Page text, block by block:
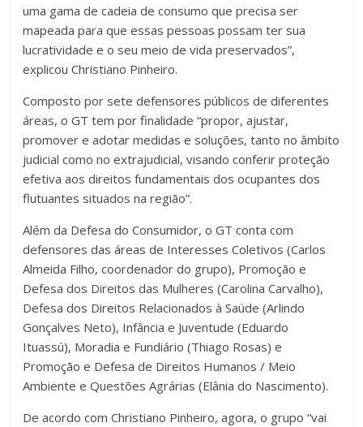
uma gama de cadeia de consumo que precisa ser
mapeada para que essas pessoas possam ter sua
lucratividade e o seu meio de vida preservados”,
explicou Christiano Pinheiro.
Composto por sete defensores públicos de diferentes
áreas, o GT tem por finalidade “propor, ajustar,
promover e adotar medidas e soluções, tanto no âmbito
judicial como no extrajudicial, visando conferir proteção
efetiva aos direitos fundamentais dos ocupantes dos
flutuantes situados na região”.
Além da Defesa do Consumidor, o GT conta com
defensores das áreas de Interesses Coletivos (Carlos
Almeida Filho, coordenador do grupo), Promoção e
Defesa dos Direitos das Mulheres (Carolina Carvalho),
Defesa dos Direitos Relacionados à Saúde (Arlindo
Gonçalves Neto), Infância e Juventude (Eduardo
Ituassú), Moradia e Fundiário (Thiago Rosas) e
Promoção e Defesa de Direitos Humanos / Meio
Ambiente e Questões Agrárias (Elânia do Nascimento).
De acordo com Christiano Pinheiro, agora, o grupo “vai